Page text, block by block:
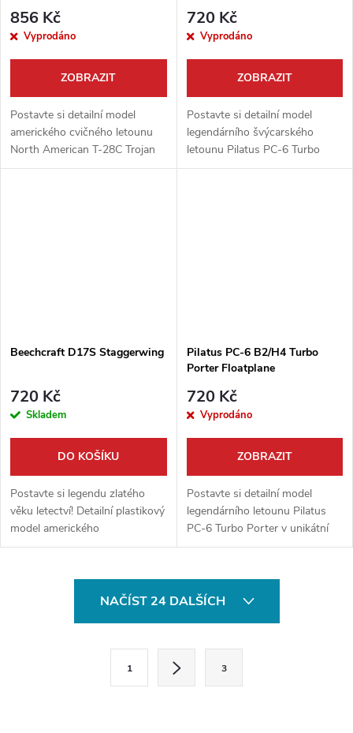
856 Kč
Vyprodáno
ZOBRAZIT
Postavte si detailní model
amerického cvičného letounu
North American T-28C Trojan
od renomovaného výrobce
720 Kč
Vyprodáno
ZOBRAZIT
Postavte si detailní model
legendárního švýcarského
letounu Pilatus PC-6 Turbo
Porter od výrobce Roden.
Beechcraft D17S Staggerwing
720 Kč
Skladem
DO KOŠÍKU
Postavte si legendu zlatého
věku letectví! Detailní plastikový
model amerického
dvouplošníku Beechcraft D17S
vás zaujme svým ikonickým
Pilatus PC-6 B2/H4 Turbo
Porter Floatplane
720 Kč
Vyprodáno
ZOBRAZIT
Postavte si detailní model
legendárního letounu Pilatus
PC-6 Turbo Porter v unikátní
hydroplánové verzi! Tato vysoce
Roden vám umožní sestavit si...
NAČÍST 24 DALŠÍCH
1 3